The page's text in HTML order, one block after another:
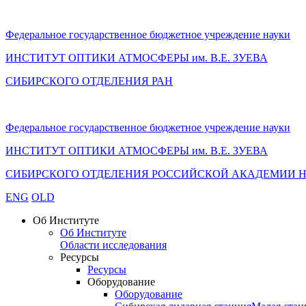
Федеральное государственное бюджетное учреждение науки
ИНСТИТУТ ОПТИКИ АТМОСФЕРЫ им. В.Е. ЗУЕВА
СИБИРСКОГО ОТДЕЛЕНИЯ РАН
Федеральное государственное бюджетное учреждение науки
ИНСТИТУТ ОПТИКИ АТМОСФЕРЫ им. В.Е. ЗУЕВА
СИБИРСКОГО ОТДЕЛЕНИЯ РОССИЙСКОЙ АКАДЕМИИ
ENG OLD
Об Институте
Об Институте
Области исследования
Ресурсы
Ресурсы
Оборудование
Оборудование